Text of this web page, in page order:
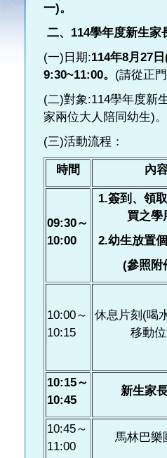
一)。
二、 114學年度新生家
(一)日期:114年8月27
9:30~11:00。 (請從正門
(二)對象:114學年度新
家兩位大人陪同幼生)。
(三)活動流程：
時間 內
09:30～
10:00
1.簽到、領
買之學
2.幼生放置
(參照附
10:00～
10:15
休息片刻(喝
移動
10:15～
10:45
新生家
10:45～
11:00
馬林巴樂